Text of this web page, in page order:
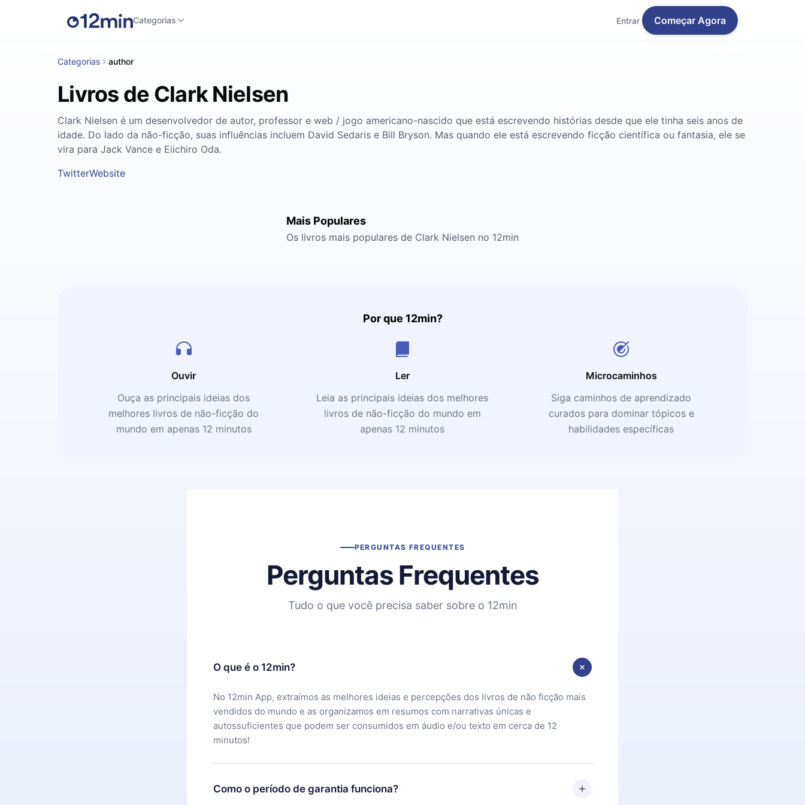
Categorias Entrar Começar Agora
Categorias author
Livros de Clark Nielsen
Clark Nielsen é um desenvolvedor de autor, professor e web / jogo americano-nascido que está escrevendo histórias desde que ele tinha seis anos de
idade. Do lado da não-ficção, suas influências incluem David Sedaris e Bill Bryson. Mas quando ele está escrevendo ficção científica ou fantasia, ele se
vira para Jack Vance e Eiichiro Oda.
TwitterWebsite
Mais Populares
Os livros mais populares de Clark Nielsen no 12min
Por que 12min?
Ouvir
Ouça as principais ideias dos
melhores livros de não-ficção do
mundo em apenas 12 minutos
Ler
Leia as principais ideias dos melhores
livros de não-ficção do mundo em
apenas 12 minutos
Microcaminhos
Siga caminhos de aprendizado
curados para dominar tópicos e
habilidades específicas
PERGUNTAS FREQUENTES
Perguntas Frequentes
Tudo o que você precisa saber sobre o 12min
O que é o 12min?
No 12min App, extraímos as melhores ideias e percepções dos livros de não ficção mais
vendidos do mundo e as organizamos em resumos com narrativas únicas e
autossuficientes que podem ser consumidos em áudio e/ou texto em cerca de 12
minutos!
Como o período de garantia funciona?